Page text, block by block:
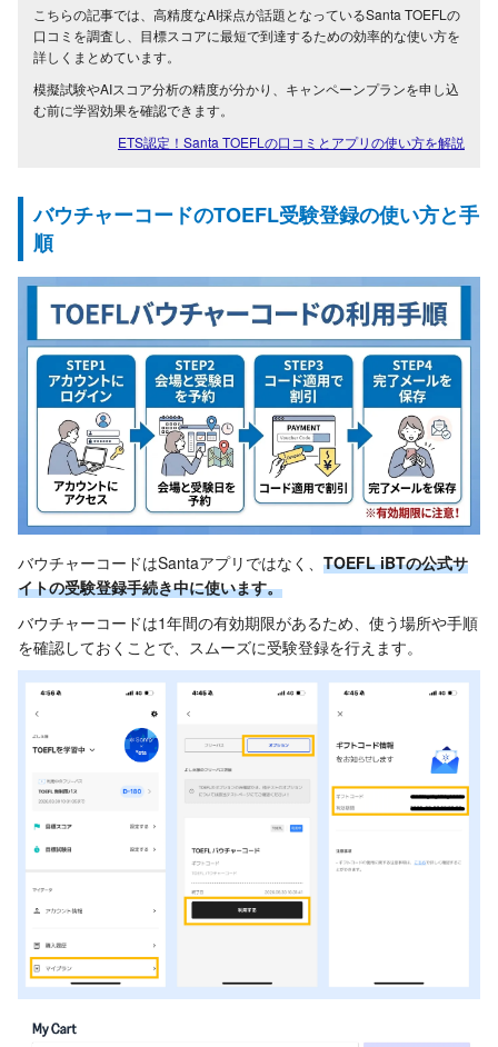
こちらの記事では、高精度なAI採点が話題となっているSanta TOEFLの
口コミを調査し、目標スコアに最短で到達するための効率的な使い方を
詳しくまとめています。
模擬試験やAIスコア分析の精度が分かり、キャンペーンプランを申し込
む前に学習効果を確認できます。
ETS認定！Santa TOEFLの口コミとアプリの使い方を解説
バウチャーコードのTOEFL受験登録の使い方と手
順
バウチャーコードはSantaアプリではなく、 TOEFL iBTの公式サ
イトの受験登録手続き中に使います。
バウチャーコードは1年間の有効期限があるため、使う場所や手順
を確認しておくことで、スムーズに受験登録を行えます。